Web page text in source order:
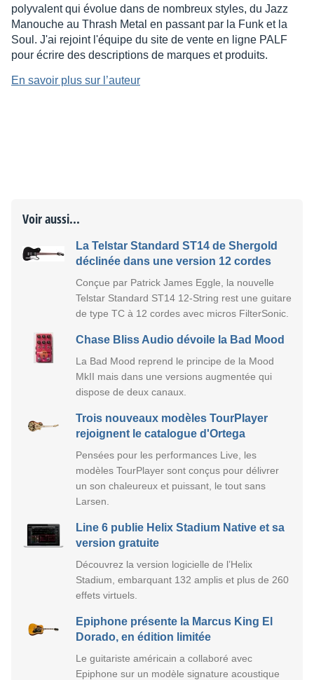
polyvalent qui évolue dans de nombreux styles, du Jazz
Manouche au Thrash Metal en passant par la Funk et la
Soul. J'ai rejoint l'équipe du site de vente en ligne PALF
pour écrire des descriptions de marques et produits.
En savoir plus sur l’auteur
Voir aussi...
La Telstar Standard ST14 de Shergold
déclinée dans une version 12 cordes
Conçue par Patrick James Eggle, la nouvelle
Telstar Standard ST14 12-String rest une guitare
de type TC à 12 cordes avec micros FilterSonic.
Chase Bliss Audio dévoile la Bad Mood
La Bad Mood reprend le principe de la Mood
MkII mais dans une versions augmentée qui
dispose de deux canaux.
Trois nouveaux modèles TourPlayer
rejoignent le catalogue d'Ortega
Pensées pour les performances Live, les
modèles TourPlayer sont conçus pour délivrer
un son chaleureux et puissant, le tout sans
Larsen.
Line 6 publie Helix Stadium Native et sa
version gratuite
Découvrez la version logicielle de l’Helix
Stadium, embarquant 132 amplis et plus de 260
effets virtuels.
Epiphone présente la Marcus King El
Dorado, en édition limitée
Le guitariste américain a collaboré avec
Epiphone sur un modèle signature acoustique